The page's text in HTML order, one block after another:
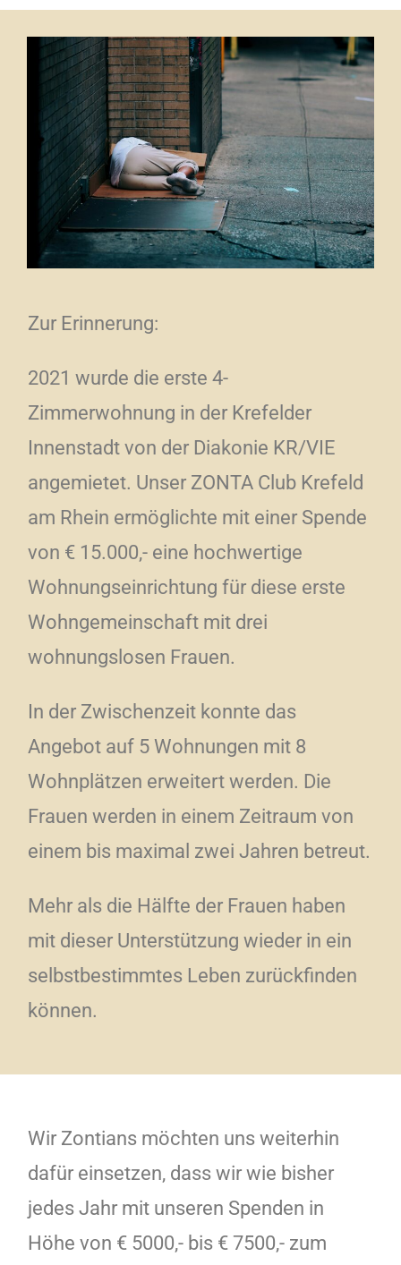
Zur Erinnerung:
2021 wurde die erste 4-
Zimmerwohnung in der Krefelder
Innenstadt von der Diakonie KR/VIE
angemietet. Unser ZONTA Club Krefeld
am Rhein ermöglichte mit einer Spende
von € 15.000,- eine hochwertige
Wohnungseinrichtung für diese erste
Wohngemeinschaft mit drei
wohnungslosen Frauen.
In der Zwischenzeit konnte das
Angebot auf 5 Wohnungen mit 8
Wohnplätzen erweitert werden. Die
Frauen werden in einem Zeitraum von
einem bis maximal zwei Jahren betreut.
Mehr als die Hälfte der Frauen haben
mit dieser Unterstützung wieder in ein
selbstbestimmtes Leben zurückfinden
können.
Wir Zontians möchten uns weiterhin
dafür einsetzen, dass wir wie bisher
jedes Jahr mit unseren Spenden in
Höhe von € 5000,- bis € 7500,- zum